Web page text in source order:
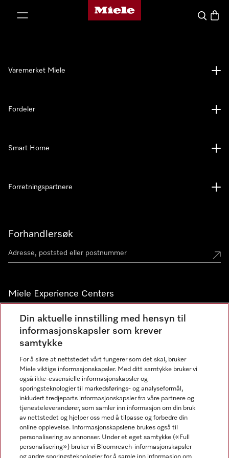
Mieles hjemmeside
Søk
Forhandlersøk
Miele Experience Centers
Miele Experience Center Nesbru
Miele Outlet Nesbru
Nyhetsbrev
Varemerket Miele
Fordeler
Smart Home
Forretningspartnere
Din aktuelle innstilling med hensyn til
informasjonskapsler som krever
samtykke
For å sikre at nettstedet vårt fungerer som det skal, bruker
Miele viktige informasjonskapsler. Med ditt samtykke bruker vi
også ikke-essensielle informasjonskapsler og
sporingsteknologier til markedsførings- og analyseformål,
inkludert tredjeparts informasjonskapsler fra våre partnere og
tjenesteleverandører, som samler inn informasjon om din bruk
av nettstedet og hjelper oss med å tilpasse og forbedre din
online opplevelse. Informasjonskapslene brukes også til
personalisering av annonser. Under et eget samtykke («Full
personalisering») bruker vi Bloomreach-informasjonskapsler